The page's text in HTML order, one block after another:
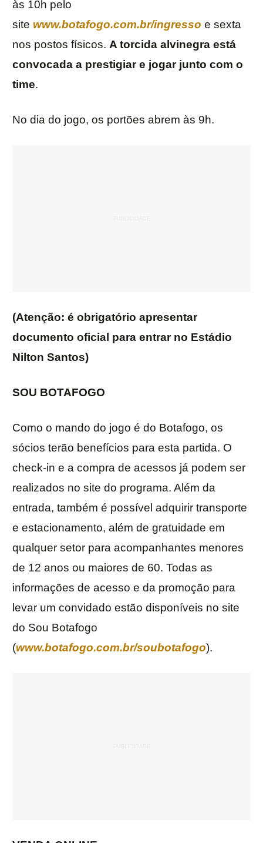
às 10h pelo
site www.botafogo.com.br/ingresso e sexta
nos postos físicos. A torcida alvinegra está
convocada a prestigiar e jogar junto com o
time.
No dia do jogo, os portões abrem às 9h.
(Atenção: é obrigatório apresentar
documento oficial para entrar no Estádio
Nilton Santos)
SOU BOTAFOGO
Como o mando do jogo é do Botafogo, os
sócios terão benefícios para esta partida. O
check-in e a compra de acessos já podem ser
realizados no site do programa. Além da
entrada, também é possível adquirir transporte
e estacionamento, além de gratuidade em
qualquer setor para acompanhantes menores
de 12 anos ou maiores de 60. Todas as
informações de acesso e da promoção para
levar um convidado estão disponíveis no site
do Sou Botafogo
(www.botafogo.com.br/soubotafogo).